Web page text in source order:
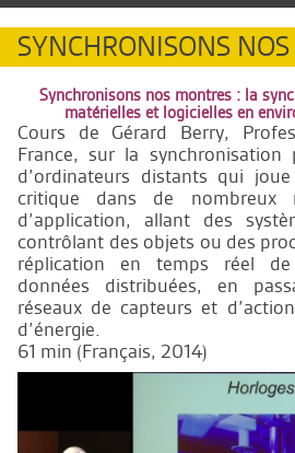
SYNCHRONISONS
Synchronisons nos montres : la
matérielles et logicielles en
Cours de Gérard Berry,
France, sur la synchronisation
d’ordinateurs distants qui
critique dans de nombreux
d’application, allant des
contrôlant des objets ou des
réplication en temps réel
données distribuées, en
réseaux de capteurs et
d’énergie.
61 min (Français, 2014)